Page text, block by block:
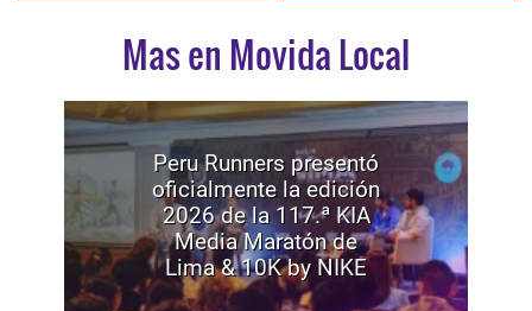
Mas en Movida Local
Peru Runners presentó
oficialmente la edición
2026 de la 117.ª KIA
Media Maratón de
Lima & 10K by NIKE